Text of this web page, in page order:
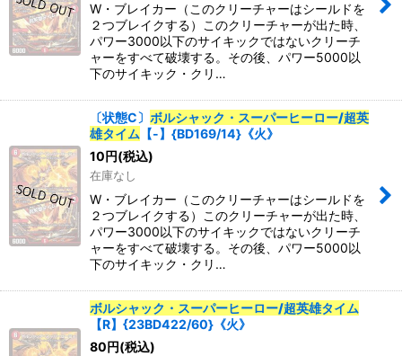
W・ブレイカー（このクリーチャーはシールドを
２つブレイクする）このクリーチャーが出た時、
パワー3000以下のサイキックではないクリーチ
ャーをすべて破壊する。その後、パワー5000以
下のサイキック・クリ…
〔状態C〕 ボルシャック・スーパーヒーロー/超英
雄タイム 【-】{BD169/14}《火》
10 円(税込)
在庫なし
W・ブレイカー（このクリーチャーはシールドを
２つブレイクする）このクリーチャーが出た時、
パワー3000以下のサイキックではないクリーチ
ャーをすべて破壊する。その後、パワー5000以
下のサイキック・クリ…
ボルシャック・スーパーヒーロー/超英雄タイム
【R】{23BD422/60}《火》
80 円(税込)